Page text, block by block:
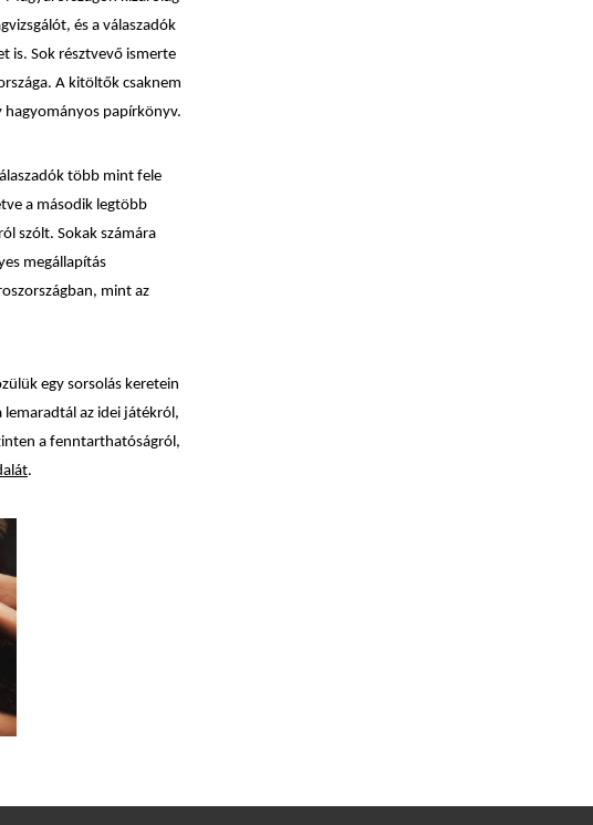
és a válaszadók
is. Sok résztvevő ismerte
A kitöltők csaknem
hagyományos papírkönyv.
több mint fele
a második legtöbb
szólt. Sokak számára
megállapítás
mint az
egy sorsolás keretein
lemaradtál az idei játékról,
a fenntarthatóságról,
.